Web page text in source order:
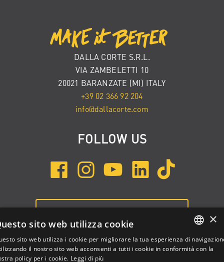
DALLA CORTE S.R.L.
VIA ZAMBELETTI 10
20021 BARANZATE (MI) ITALY
+39 02 366 92 204
info@dallacorte.com
FOLLOW US
ENGLISH
×
sito web utilizza cookie
sito web utilizza i cookie per migliorare la tua esperienza di
il nostro sito web acconsenti a tutti i cookie in conformità con la
policy per i cookie. Leggi di più